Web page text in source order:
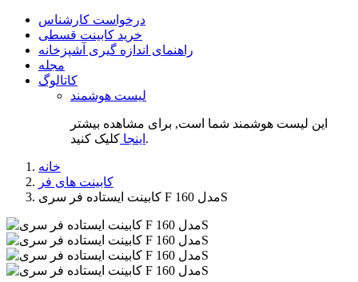
درخواست کارشناس
خرید کابینت قسطی
راهنمای اندازه گیری آشپزخانه
مجله
کاتالوگ
لیست هوشمند
این لیست هوشمند شما است, برای مشاهده بیشتر
اینجا کلیک کنید.
خانه
کابینت های فر
کابینت ایستاده فر سری F مدل 160S